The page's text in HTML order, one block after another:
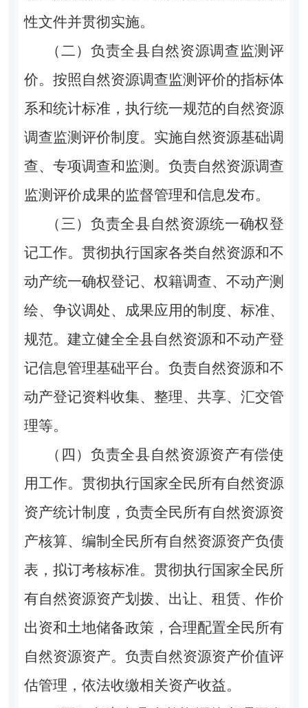
性文件并贯彻实施。
（二）负责全县自然资源调查监测评
价。按照自然资源调查监测评价的指标体
系和统计标准，执行统一规范的自然资源
调查监测评价制度。实施自然资源基础调
查、专项调查和监测。负责自然资源调查
监测评价成果的监督管理和信息发布。
（三）负责全县自然资源统一确权登
记工作。贯彻执行国家各类自然资源和不
动产统一确权登记、权籍调查、不动产测
绘、争议调处、成果应用的制度、标准、
规范。建立健全全县自然资源和不动产登
记信息管理基础平台。负责自然资源和不
动产登记资料收集、整理、共享、汇交管
理等。
（四）负责全县自然资源资产有偿使
用工作。贯彻执行国家全民所有自然资源
资产统计制度，负责全民所有自然资源资
产核算、编制全民所有自然资源资产负债
表，拟订考核标准。贯彻执行国家全民所
有自然资源资产划拨、出让、租赁、作价
出资和土地储备政策，合理配置全民所有
自然资源资产。负责自然资源资产价值评
估管理，依法收缴相关资产收益。